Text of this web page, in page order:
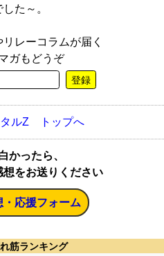
た～。
レーコラムが届く
ガもどうぞ
登録
タルZ トップへ
かったら、
をお送りください
応援フォーム
筋ランキング